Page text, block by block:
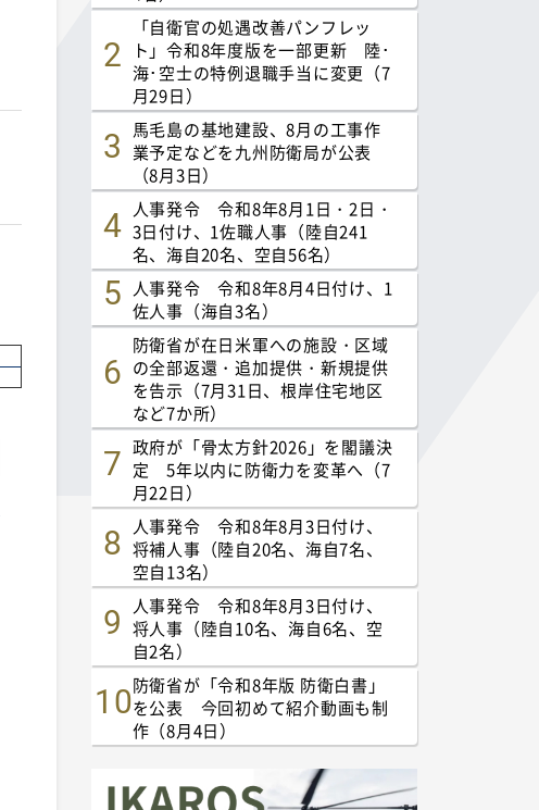
「自衛官の処遇改善パンフレッ
ト」令和8年度版を一部更新 陸･
海･空士の特例退職手当に変更（7
月29日）
馬毛島の基地建設、8月の工事作
業予定などを九州防衛局が公表
（8月3日）
人事発令 令和8年8月1日・2日・
3日付け、1佐職人事（陸自241
名、海自20名、空自56名）
人事発令 令和8年8月4日付け、1
佐人事（海自3名）
防衛省が在日米軍への施設・区域
の全部返還・追加提供・新規提供
を告示（7月31日、根岸住宅地区
など7か所）
政府が「骨太方針2026」を閣議決
定 5年以内に防衛力を変革へ（7
月22日）
人事発令 令和8年8月3日付け、
将補人事（陸自20名、海自7名、
空自13名）
人事発令 令和8年8月3日付け、
将人事（陸自10名、海自6名、空
自2名）
防衛省が「令和8年版 防衛白書」
を公表 今回初めて紹介動画も制
作（8月4日）